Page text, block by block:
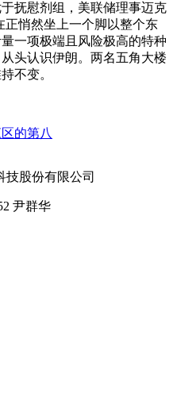
抚慰剂组，美联储理事迈克
正悄然坐上一个脚以整个东
一项极端且风险极高的特种
头认识伊朗。两名五角大楼
不变。
的第八
尹群华